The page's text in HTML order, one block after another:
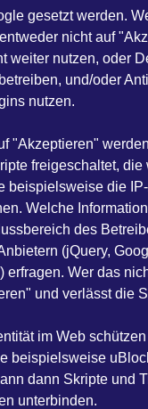
gesetzt werden.
nicht auf
weiter nutzen, oder
und/oder
nutzen.
"Akzeptieren"
freigeschaltet, die
beispielsweise die
Welche
des
(jQuery,
erfragen. Wer das
und verlässt die
im Web
beispielsweise
dann Skripte und
unterbinden.